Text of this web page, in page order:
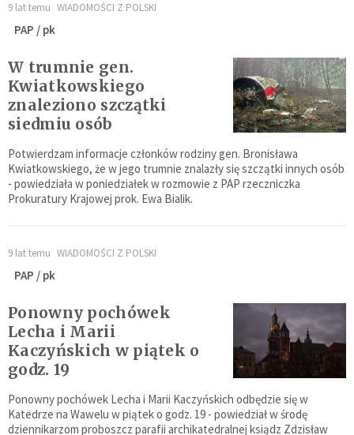
9 lat temu WIADOMOŚCI Z POLSKI
PAP / pk
W trumnie gen.
Kwiatkowskiego
znaleziono szczątki
siedmiu osób
Potwierdzam informacje członków rodziny gen. Bronisława
Kwiatkowskiego, że w jego trumnie znalazły się szczątki innych osób
- powiedziała w poniedziałek w rozmowie z PAP rzeczniczka
Prokuratury Krajowej prok. Ewa Bialik.
9 lat temu WIADOMOŚCI Z POLSKI
PAP / pk
Ponowny pochówek
Lecha i Marii
Kaczyńskich w piątek o
godz. 19
Ponowny pochówek Lecha i Marii Kaczyńskich odbędzie się w
Katedrze na Wawelu w piątek o godz. 19 - powiedział w środę
dziennikarzom proboszcz parafii archikatedralnej ksiądz Zdzisław